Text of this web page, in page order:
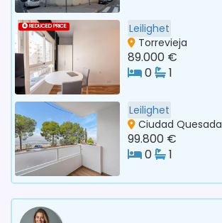
REDUCED PRICE
Leilighet
Torrevieja
89.000 €
0
1
Leilighet
Ciudad Quesada
99.800 €
0
1